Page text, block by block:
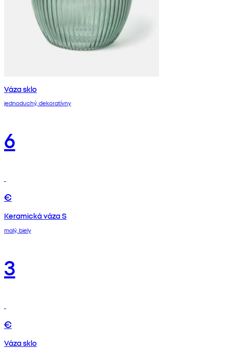
Váza sklo
jednoduchý, dekoratívny
6
€
Keramická váza S
malý, biely
3
€
Váza sklo